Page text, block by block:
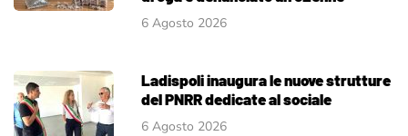
6 Agosto 2026
Ladispoli inaugura le nuove strutture
del PNRR dedicate al sociale
6 Agosto 2026